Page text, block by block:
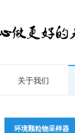
关于我们
环境颗粒物采样器